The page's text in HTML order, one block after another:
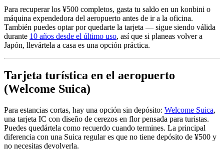
Para recuperar los ¥500 completos, gasta tu saldo en un konbini o
máquina expendedora del aeropuerto antes de ir a la oficina.
También puedes optar por quedarte la tarjeta — sigue siendo válida
durante 10 años desde el último uso, así que si planeas volver a
Japón, llevártela a casa es una opción práctica.
Tarjeta turística en el aeropuerto
(Welcome Suica)
Para estancias cortas, hay una opción sin depósito: Welcome Suica,
una tarjeta IC con diseño de cerezos en flor pensada para turistas.
Puedes quedártela como recuerdo cuando termines. La principal
diferencia con una Suica regular es que no tiene depósito de ¥500 y
no necesitas devolverla.